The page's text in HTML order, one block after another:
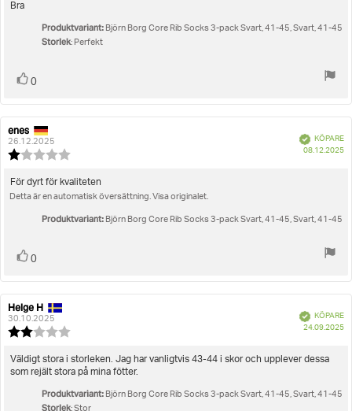
stjärnor
Recensionstext:
Bra
Produktvariant: Björn Borg Core Rib Socks 3-pack Svart, 41-45, Svart, 41-45
Storlek: Perfekt
Rösta
0
Recensionsförfattare:
enes
26.12.2025
utav
BekräftadKÖPARE
08.12.2025
Recensionstext:
För dyrt för kvaliteten
Detta är en automatisk översättning. Visa originalet.
Produktvariant: Björn Borg Core Rib Socks 3-pack Svart, 41-45, Svart, 41-45
Rösta
0
Recensionsförfattare:
Helge H
30.10.2025
utav
5
BekräftadKÖPARE
24.09.2025
Recensionstext:
Väldigt stora i storleken. Jag har vanligtvis 43-44 i skor och upplever dessa
som rejält stora på mina fötter.
Produktvariant: Björn Borg Core Rib Socks 3-pack Svart, 41-45, Svart, 41-45
Storlek: Stor